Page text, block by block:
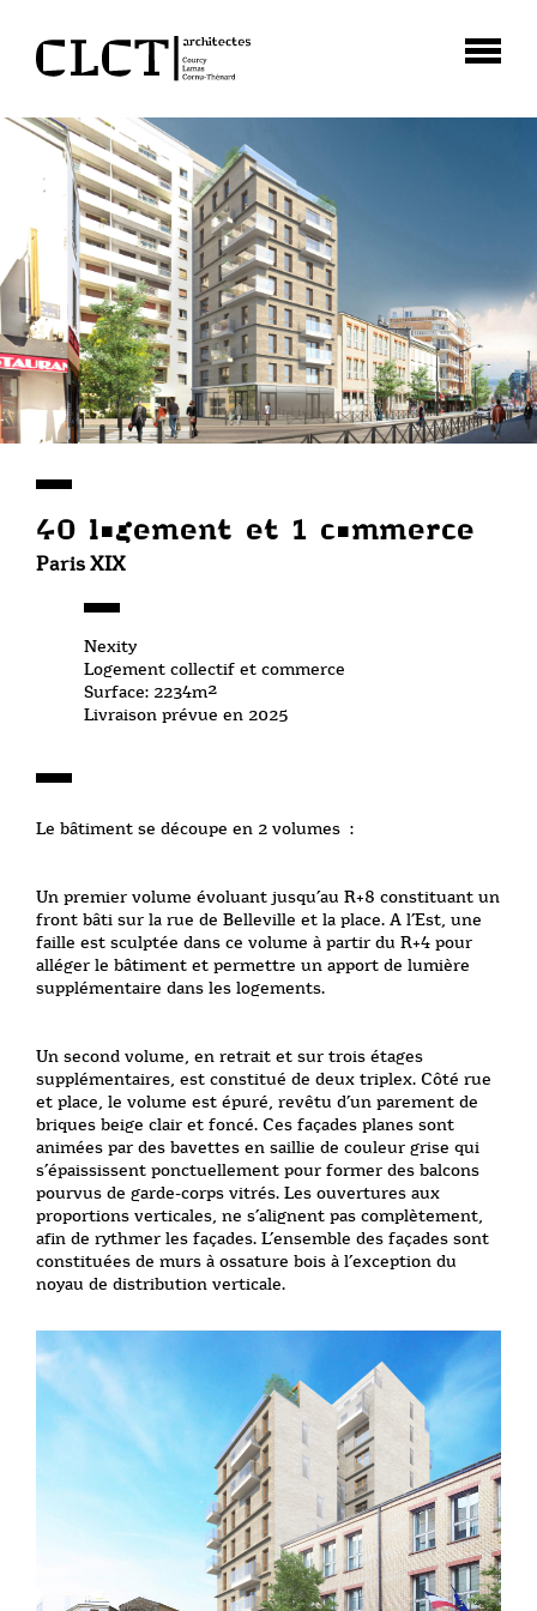
40 logement et 1 commerce
Paris XIX
Nexity
Logement collectif et commerce
Surface: 2234m²
Livraison prévue en 2025
Le bâtiment se découpe en 2 volumes :
Un premier volume évoluant jusqu’au R+8 constituant un
front bâti sur la rue de Belleville et la place. A l’Est, une
faille est sculptée dans ce volume à partir du R+4 pour
alléger le bâtiment et permettre un apport de lumière
supplémentaire dans les logements.
Un second volume, en retrait et sur trois étages
supplémentaires, est constitué de deux triplex. Côté rue
et place, le volume est épuré, revêtu d’un parement de
briques beige clair et foncé. Ces façades planes sont
animées par des bavettes en saillie de couleur grise qui
s’épaississent ponctuellement pour former des balcons
pourvus de garde-corps vitrés. Les ouvertures aux
proportions verticales, ne s’alignent pas complètement,
afin de rythmer les façades. L’ensemble des façades sont
constituées de murs à ossature bois à l’exception du
noyau de distribution verticale.